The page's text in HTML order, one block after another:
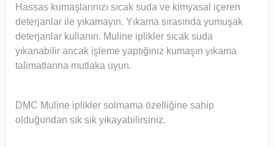
Hassas kumaşlarınızı sıcak suda ve kimyasal içeren
deterjanlar ile yıkamayın. Yıkama sırasında yumuşak
deterjanlar kullanın. Muline iplikler sıcak suda
yıkanabilir ancak işleme yaptığınız kumaşın yıkama
talimatlarına mutlaka uyun.
DMC Muline iplikler solmama özelliğine sahip
olduğundan sık sık yıkayabilirsiniz.